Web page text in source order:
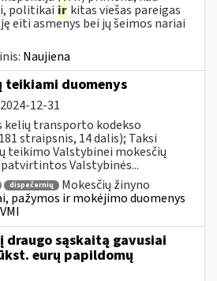
politikai ir kitas viešas pareigas
eiti asmenys bei jų šeimos nariai
Naujiena
teikiami duomenys
2024-12-31
kelių transporto kodekso
straipsnis, 14 dalis); Taksi
teikimo Valstybinei mokesčių
Valstybinės...
dispečernių
Mokesčių žinyno
pažymos ir mokėjimo duomenys
draugo sąskaitą gavusiai
eurų papildomų